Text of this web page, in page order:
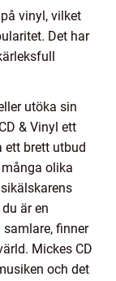
vinyl, vilket
Det har
utöka sin
& Vinyl ett
ett brett utbud
olika
är en
samlare, finner
Mickes CD
och det